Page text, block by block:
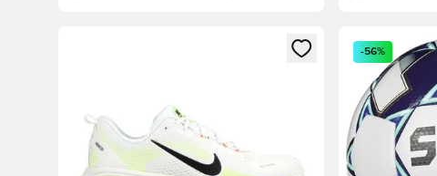
Åbner en Modal til at logge ind eller tilmelde dig som
Åbner en
-56%